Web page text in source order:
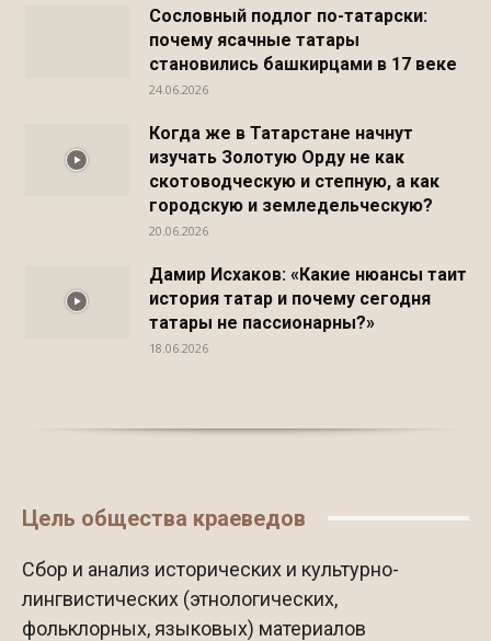
Сословный подлог по-татарски:
почему ясачные татары
становились башкирцами в 17 веке
24.06.2026
Когда же в Татарстане начнут
изучать Золотую Орду не как
скотоводческую и степную, а как
городскую и земледельческую?
20.06.2026
Дамир Исхаков: «Какие нюансы таит
история татар и почему сегодня
татары не пассионарны?»
18.06.2026
Цель общества краеведов
Сбор и анализ исторических и культурно-
лингвистических (этнологических,
фольклорных, языковых) материалов